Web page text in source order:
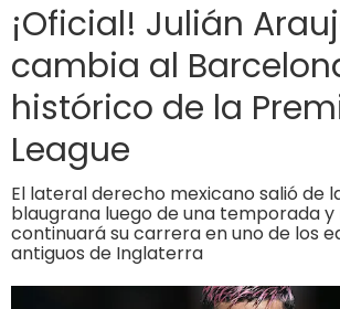
¡Oficial! Julián
cambia al
histórico de la
League
El lateral derecho mexicano salió de
blaugrana luego de una temporada y
continuará su carrera en uno de los
antiguos de Inglaterra